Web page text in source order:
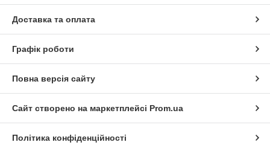
Доставка та оплата
Графік роботи
Повна версія сайту
Сайт створено на маркетплейсі Prom.ua
Політика конфіденційності